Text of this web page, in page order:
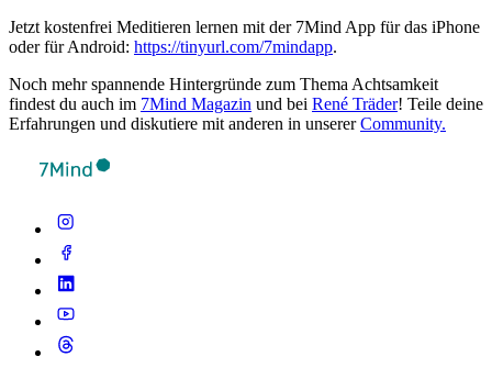
Jetzt kostenfrei Meditieren lernen mit der 7Mind App für das iPhone
oder für Android: https://tinyurl.com/7mindapp.
Noch mehr spannende Hintergründe zum Thema Achtsamkeit
findest du auch im 7Mind Magazin und bei René Träder! Teile deine
Erfahrungen und diskutiere mit anderen in unsererCommunity.